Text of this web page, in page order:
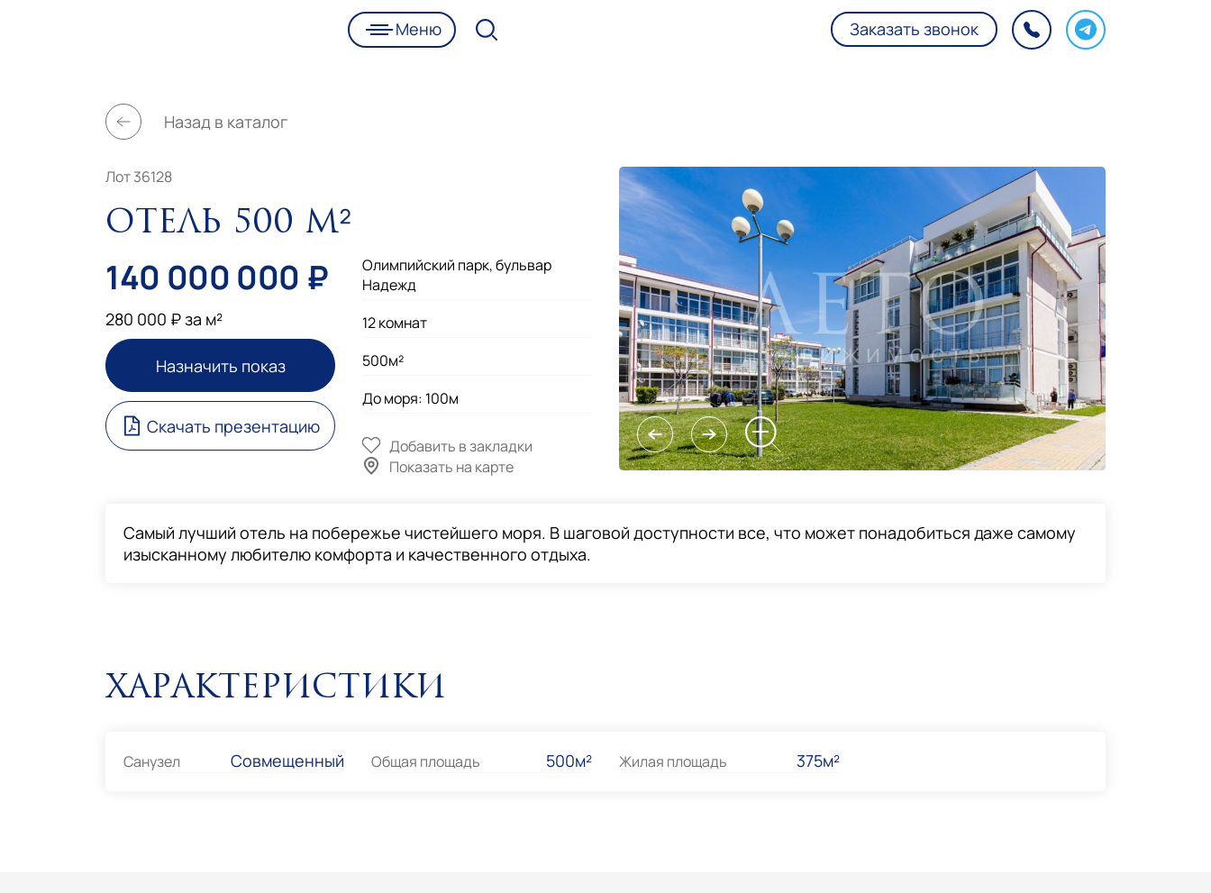
Меню Заказать звонок
Назад в каталог
Лот 36128
Отель 500 м²
140 000 000 ₽
280 000 ₽ за м²
Назначить показ
Скачать презентацию
Олимпийский парк, бульвар
Надежд
12 комнат
500м²
До моря: 100м
Добавить в закладки
Показать на карте
Самый лучший отель на побережье чистейшего моря. В шаговой доступности все, что может понадобиться даже самому
изысканному любителю комфорта и качественного отдыха.
Характеристики
Санузел Совмещенный Общая площадь 500м² Жилая площадь 375м²